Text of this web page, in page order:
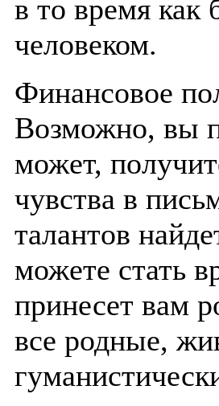
в то время как
человеком.
Финансовое
Возможно, вы
может,
чувства в
талантов
можете стать
принесет вам
все родные,